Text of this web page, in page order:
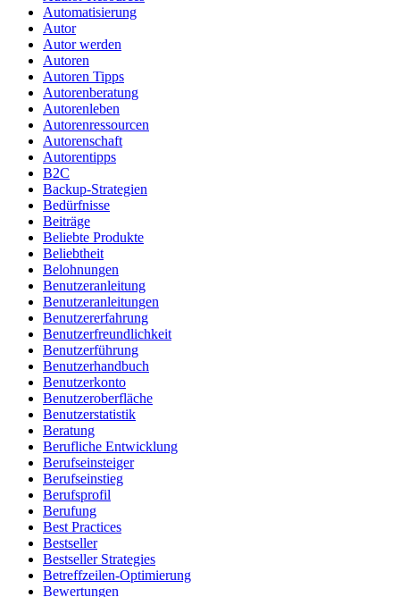
Automatisierung
Autor
Autor werden
Autoren
Autoren Tipps
Autorenberatung
Autorenleben
Autorenressourcen
Autorenschaft
Autorentipps
B2C
Backup-Strategien
Bedürfnisse
Beiträge
Beliebte Produkte
Beliebtheit
Belohnungen
Benutzeranleitung
Benutzeranleitungen
Benutzererfahrung
Benutzerfreundlichkeit
Benutzerführung
Benutzerhandbuch
Benutzerkonto
Benutzeroberfläche
Benutzerstatistik
Beratung
Berufliche Entwicklung
Berufseinsteiger
Berufseinstieg
Berufsprofil
Berufung
Best Practices
Bestseller
Bestseller Strategies
Betreffzeilen-Optimierung
Bewertungen